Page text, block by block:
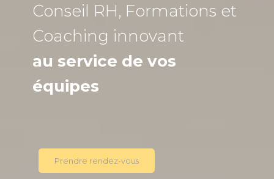
Conseil RH, Formations et
Coaching innovant
au service de vos
équipes
Prendre rendez-vous